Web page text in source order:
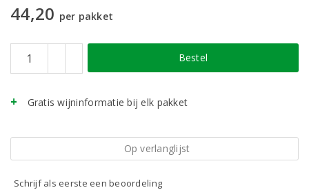
44,20 per pakket
Bestel
Gratis wijninformatie bij elk pakket
Op verlanglijst
Schrijf als eerste een beoordeling